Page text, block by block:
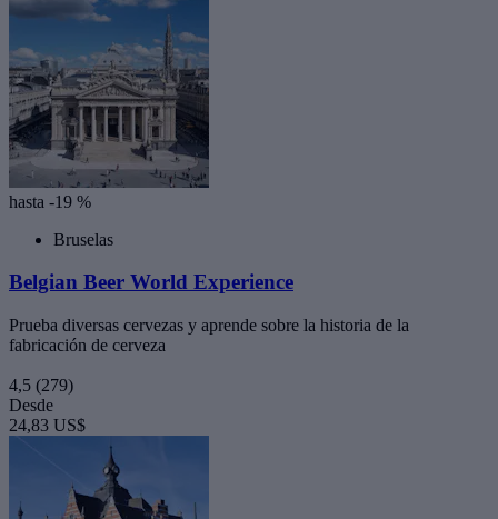
hasta -19 %
Bruselas
Belgian Beer World Experience
Prueba diversas cervezas y aprende sobre la historia de la
fabricación de cerveza
4,5 (279)
Desde
24,83 US$